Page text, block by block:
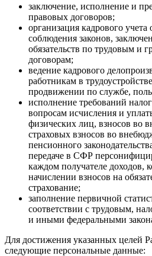
заключение, исполнение и
правовых договоров;
организация кадрового
соблюдения законов,
обязательств по трудовым и
договорам;
ведение кадрового
работникам в
продвижении по службе,
исполнение требований
вопросам исчисления и
физических лиц, взносов во
страховых взносов во
пенсионного
передаче в СФР
каждом получателе доходов,
начислении взносов на
страхование;
заполнение первичной
соответствии с трудовым,
и иными федеральными
Для достижения указанных целей
следующие персональные данные: